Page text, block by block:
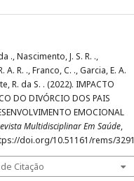
., Nascimento, J. S. R. .,
A. R. ., Franco, C. ., Garcia, E. A.
R. da S. . (2022). IMPACTO
DO DIVÓRCIO DOS PAIS
EMOCIONAL
Multidisciplinar Em Saúde,
doi.org/10.51161/rems/3291
Citação